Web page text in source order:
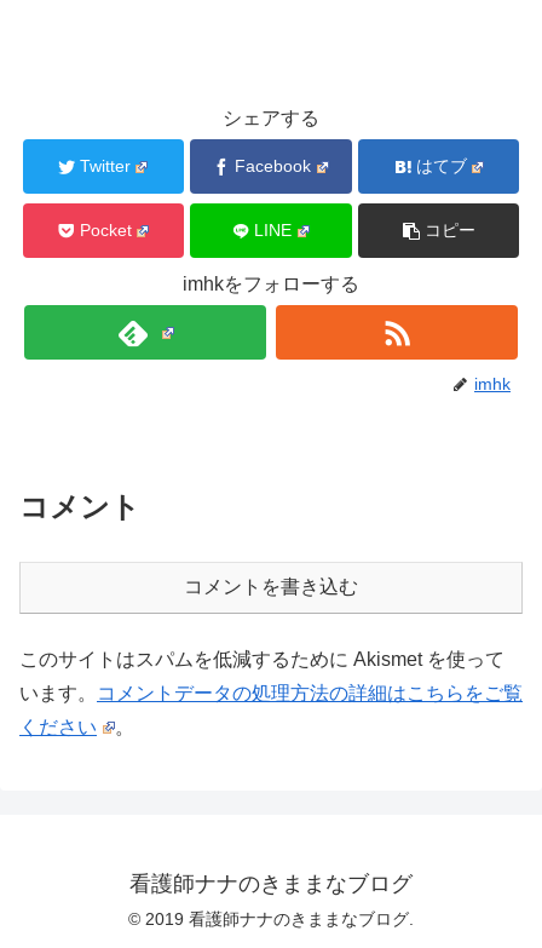
シェアする
Twitter Facebook はてブ
Pocket LINE コピー
imhkをフォローする
imhk
コメント
コメントを書き込む
このサイトはスパムを低減するために Akismet を使って
います。
コメントデータの処理方法の詳細はこちらをご覧
ください
。
看護師ナナのきままなブログ
© 2019 看護師ナナのきままなブログ.